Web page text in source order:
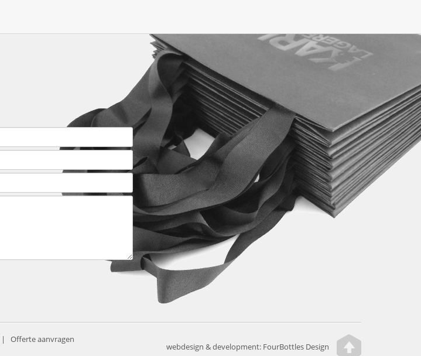
| Offerte aanvragen
webdesign & development: FourBottles Design